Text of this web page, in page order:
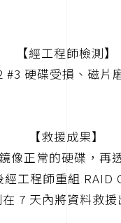
【經工程師檢測】
#3 硬碟受損、磁片
【救援成果】
像正常的硬碟，再
經工程師重組
7 天內將資料救援